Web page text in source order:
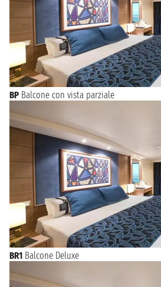
BP Balcone con vista parziale
BR1 Balcone Deluxe